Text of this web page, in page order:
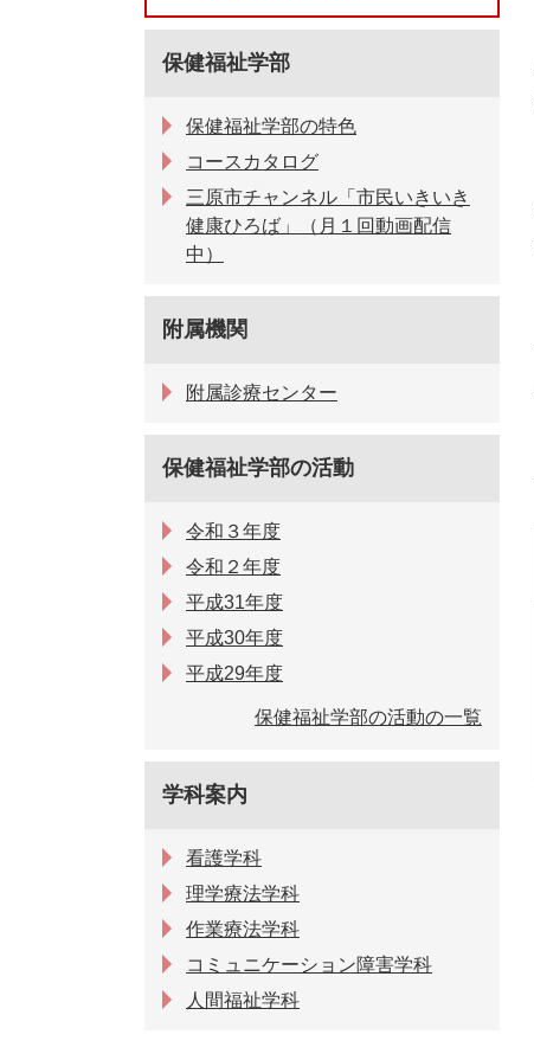
保健福祉学部
保健福祉学部の特色
コースカタログ
三原市チャンネル「市民いきいき
健康ひろば」（月１回動画配信
中）
附属機関
附属診療センター
保健福祉学部の活動
令和３年度
令和２年度
平成31年度
平成30年度
平成29年度
保健福祉学部の活動の一覧
学科案内
看護学科
理学療法学科
作業療法学科
コミュニケーション障害学科
人間福祉学科